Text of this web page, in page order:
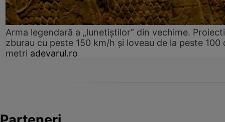
Arma legendară a „lunetiștilor” din vechime.
zburau cu peste 150 km/h și loveau de la peste 100
metri adevarul.ro